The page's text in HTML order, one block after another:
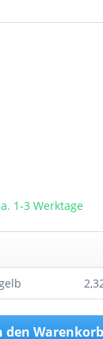
1-3 Werktage
den Warenkorb